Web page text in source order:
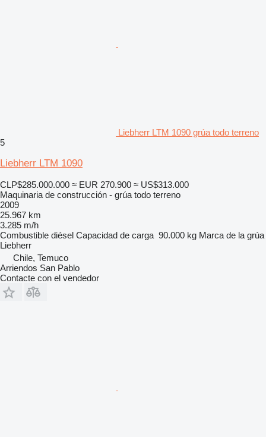
Liebherr LTM 1090 grúa todo terreno
5
Liebherr LTM 1090
CLP$285.000.000 ≈ EUR 270.900 ≈ US$313.000
Maquinaria de construcción - grúa todo terreno
2009
25.967 km
3.285 m/h
Combustible diésel Capacidad de carga 90.000 kg Marca de la grúa
Liebherr
Chile, Temuco
Arriendos San Pablo
Contacte con el vendedor